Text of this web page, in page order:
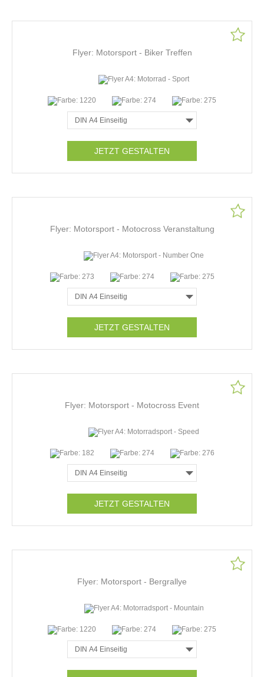
Flyer: Motorsport - Biker Treffen
JETZT GESTALTEN
Flyer: Motorsport - Motocross Veranstaltung
JETZT GESTALTEN
Flyer: Motorsport - Motocross Event
JETZT GESTALTEN
Flyer: Motorsport - Bergrallye